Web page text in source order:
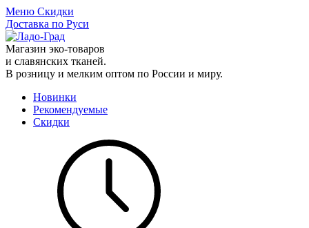
Меню Скидки
Доставка по Руси
Магазин эко-товаров
и славянских тканей.
В розницу и мелким оптом по России и миру.
Новинки
Рекомендуемые
Скидки